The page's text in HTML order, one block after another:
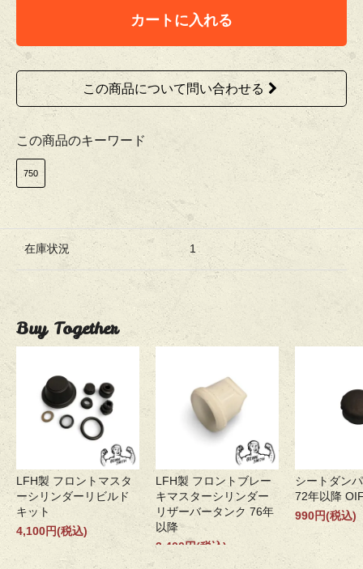
カートに入れる
この商品について問い合わせる
この商品のキーワード
750
在庫状況 1
Buy Together
LFH製 フロントマスタ
ーシリンダーリビルド
キット
4,100円(税込)
LFH製 フロントブレー
キマスターシリンダー
リザーバータンク 76年
以降
3,400円(税込)
シートダン
72年以降
990円(税込)